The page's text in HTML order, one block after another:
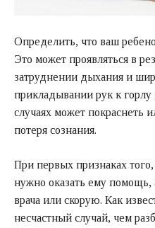
Определить, что ваш
Это может проявляться в
затруднении дыхания и
прикладывании рук к
случаях может покраснеть
потеря сознания.
При первых признаках
нужно оказать ему помощь,
врача или скорую. Как
несчастный случай, чем